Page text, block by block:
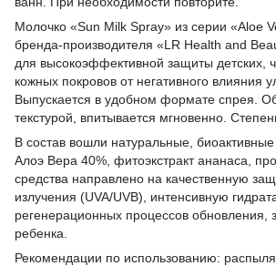
Молочко «Sun Milk Spray» из серии «Aloe
бренда-производителя «LR Health and
для высокоэффективной защиты детских,
кожных покровов от негативного влияния
Выпускается в удобном формате спрея.
текстурой, впитывается мгновенно.
В состав вошли натуральные,
Алоэ Вера 40%, фитоэкстракт ананаса,
средства направлено на качественную
излучения (UVA/UVB), интенсивную
регенерационных процессов обновления,
ребенка.
Рекомендации по использованию: